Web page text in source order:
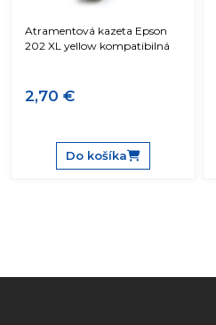
Atramentová kazeta Epson
202 XL yellow kompatibilná
2,70 €
Do košíka